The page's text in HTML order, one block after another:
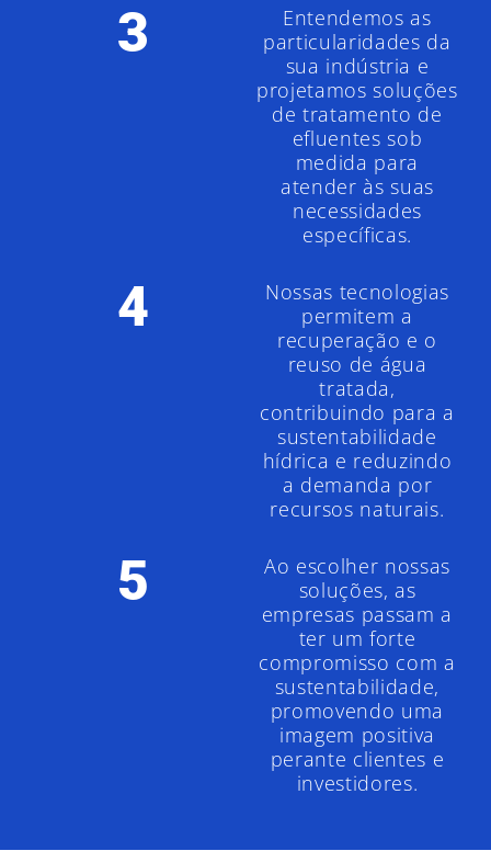
3
Entendemos as
particularidades da
sua indústria e
projetamos soluções
de tratamento de
efluentes sob
medida para
atender às suas
necessidades
específicas.
4
Nossas tecnologias
permitem a
recuperação e o
reuso de água
tratada,
contribuindo para a
sustentabilidade
hídrica e reduzindo
a demanda por
recursos naturais.
5
Ao escolher nossas
soluções, as
empresas passam a
ter um forte
compromisso com a
sustentabilidade,
promovendo uma
imagem positiva
perante clientes e
investidores.